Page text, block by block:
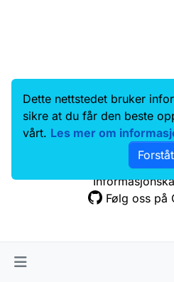
Data.norge.no
Samtykke og
Følg oss på
Dette nettstedet bruker
sikre at du får den beste
vårt. Les mer om